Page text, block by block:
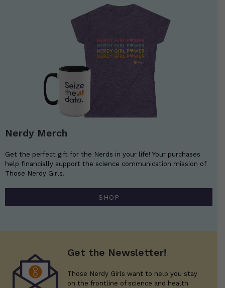
Nerdy Merch
Get the perfect gift for the Nerds in your life! Your purchases
help financially support the science communication mission of
Those Nerdy Girls.
SHOP
Get the Newsletter!
Those Nerdy Girls want to help you stay
on the frontline of science and health